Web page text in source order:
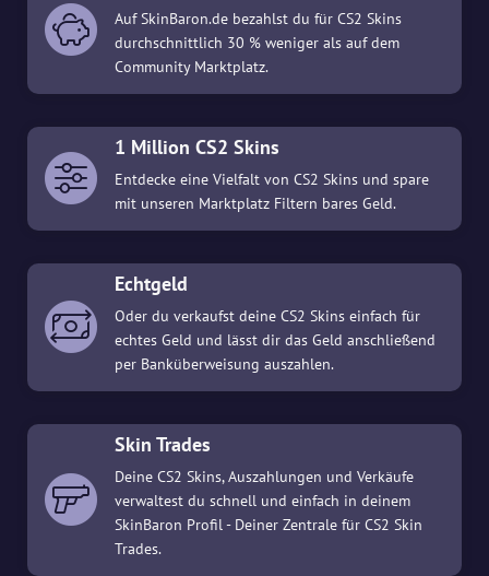
Auf SkinBaron.de bezahlst du für CS2 Skins
durchschnittlich 30 % weniger als auf dem
Community Marktplatz.
1 Million CS2 Skins
Entdecke eine Vielfalt von CS2 Skins und spare
mit unseren Marktplatz Filtern bares Geld.
Echtgeld
Oder du verkaufst deine CS2 Skins einfach für
echtes Geld und lässt dir das Geld anschließend
per Banküberweisung auszahlen.
Skin Trades
Deine CS2 Skins, Auszahlungen und Verkäufe
verwaltest du schnell und einfach in deinem
SkinBaron Profil - Deiner Zentrale für CS2 Skin
Trades.